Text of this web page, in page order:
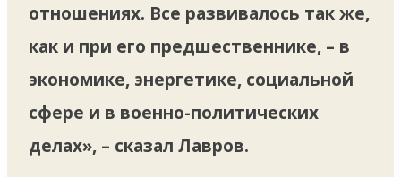
отношениях. Все развивалось так же,
как и при его предшественнике, – в
экономике, энергетике, социальной
сфере и в военно-политических
делах», – сказал Лавров.